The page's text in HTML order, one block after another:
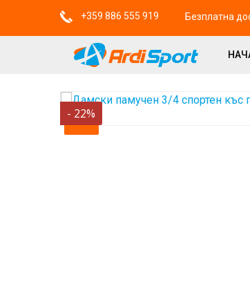
+359 886 555 919 Безплатна
- 22%